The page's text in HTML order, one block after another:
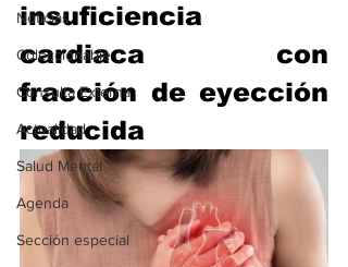
Noticias
Coleccionable
Consulta Externa
Actualidad
Salud Mental
Agenda
Sección especial
insuficiencia
cardiaca con
fracción de eyección
reducida